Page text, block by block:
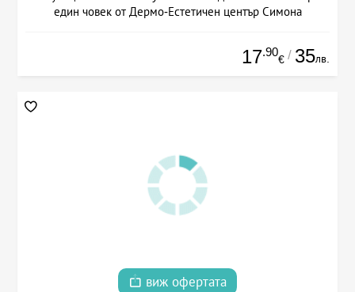
един човек от Дермо-Естетичен център Симона
17.90
€ / 35лв.
виж офертата